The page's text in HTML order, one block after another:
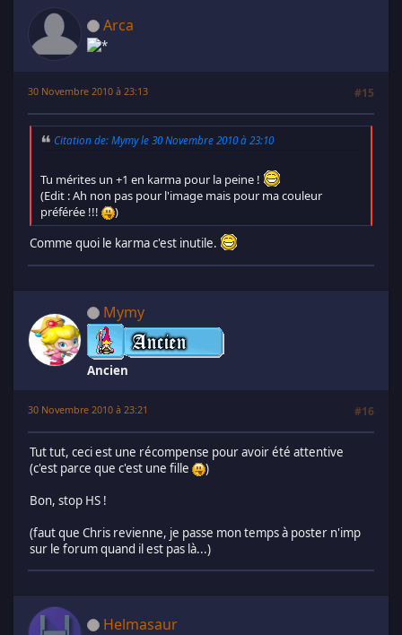
Arca
30 Novembre 2010 à 23:13 #15
Citation de: Mymy le 30 Novembre 2010 à 23:10
Tu mérites un +1 en karma pour la peine !
(Edit : Ah non pas pour l'image mais pour ma couleur
préférée !!!
)
Comme quoi le karma c'est inutile.
Mymy
Ancien
30 Novembre 2010 à 23:21 #16
Tut tut, ceci est une récompense pour avoir été attentive
(c'est parce que c'est une fille
)
Bon, stop HS !
(faut que Chris revienne, je passe mon temps à poster n'imp
sur le forum quand il est pas là...)
Helmasaur